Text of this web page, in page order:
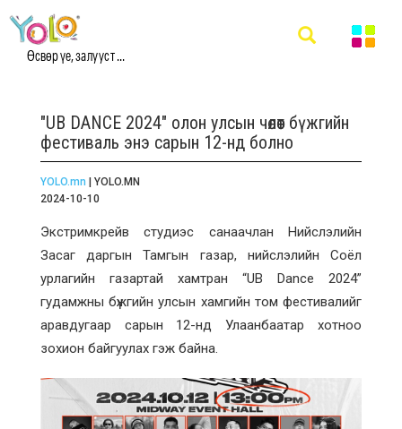
Өсвөр үе, залууст ...
"UB DANCE 2024" олон улсын чөлөөт бүжгийн
фестиваль энэ сарын 12-нд болно
YOLO.mn | YOLO.MN
2024-10-10
Экстримкрейв студиэс санаачлан Нийслэлийн
Засаг даргын Тамгын газар, нийслэлийн Соёл
урлагийн газартай хамтран “UB Dance 2024”
гудамжны бүжгийн улсын хамгийн том фестивалийг
аравдугаар сарын 12-нд Улаанбаатар хотноо
зохион байгуулах гэж байна.